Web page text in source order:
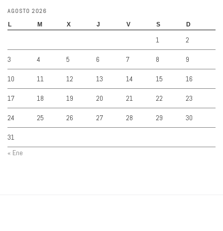
AGOSTO 2026
L M X J V S D
1 2
3 4 5 6 7 8 9
10 11 12 13 14 15 16
17 18 19 20 21 22 23
24 25 26 27 28 29 30
31
« Ene